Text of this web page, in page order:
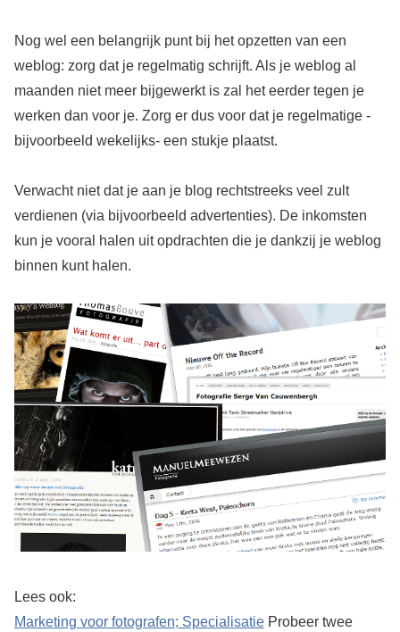
Nog wel een belangrijk punt bij het opzetten van een
weblog: zorg dat je regelmatig schrijft. Als je weblog al
maanden niet meer bijgewerkt is zal het eerder tegen je
werken dan voor je. Zorg er dus voor dat je regelmatige -
bijvoorbeeld wekelijks- een stukje plaatst.
Verwacht niet dat je aan je blog rechtstreeks veel zult
verdienen (via bijvoorbeeld advertenties). De inkomsten
kun je vooral halen uit opdrachten die je dankzij je weblog
binnen kunt halen.
Lees ook:
Marketing voor fotografen; Specialisatie Probeer twee